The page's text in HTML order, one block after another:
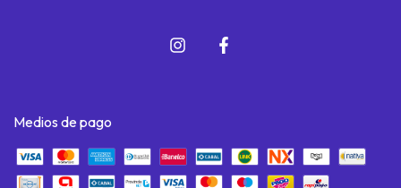
Medios de pago